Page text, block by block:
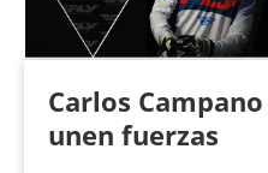
Carlos
unen fuerzas